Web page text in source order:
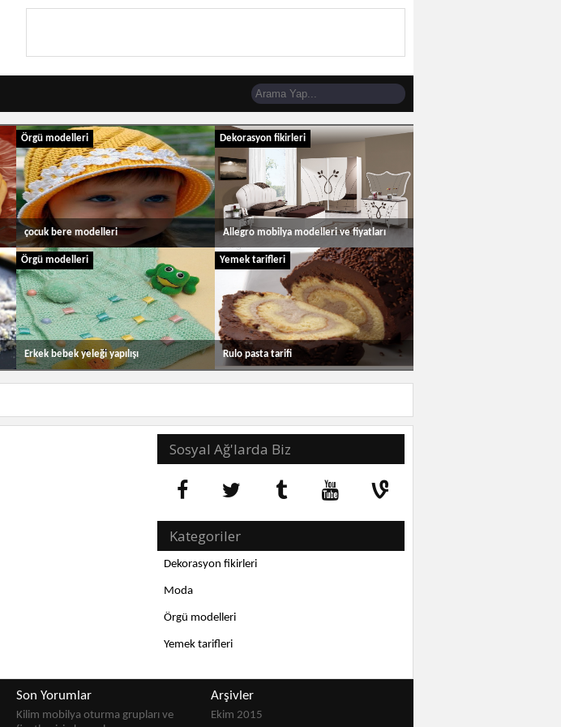
Örgü modelleri
çocuk bere modelleri
Dekorasyon fikirleri
Allegro mobilya modelleri ve fiyatları
Örgü modelleri
Erkek bebek yeleği yapılışı
Yemek tarifleri
Rulo pasta tarifi
Sosyal Ağ'larda Biz
Kategoriler
Dekorasyon fikirleri
Moda
Örgü modelleri
Yemek tarifleri
Son Yorumlar
Kilim mobilya oturma grupları ve
Arşivler
Ekim 2015